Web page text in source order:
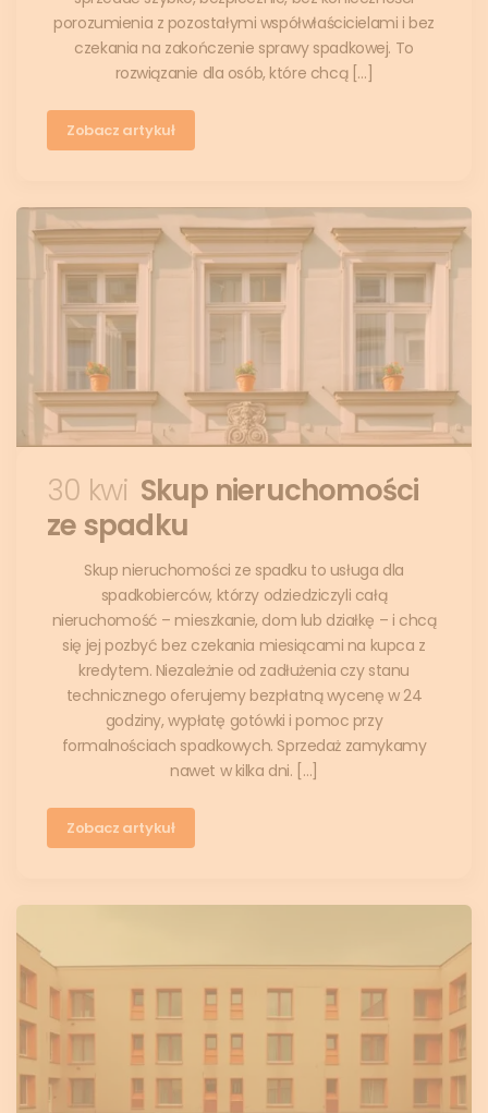
porozumienia z pozostałymi współwłaścicielami i bez
czekania na zakończenie sprawy spadkowej. To
rozwiązanie dla osób, które chcą […]
Zobacz artykuł
30 kwi Skup nieruchomości
ze spadku
Skup nieruchomości ze spadku to usługa dla
spadkobierców, którzy odziedziczyli całą
nieruchomość – mieszkanie, dom lub działkę – i chcą
się jej pozbyć bez czekania miesiącami na kupca z
kredytem. Niezależnie od zadłużenia czy stanu
technicznego oferujemy bezpłatną wycenę w 24
godziny, wypłatę gotówki i pomoc przy
formalnościach spadkowych. Sprzedaż zamykamy
nawet w kilka dni. […]
Zobacz artykuł